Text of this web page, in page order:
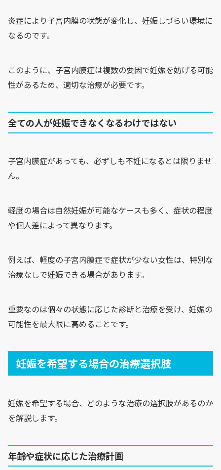
炎症により子宮内膜の状態が変化し、妊娠しづらい環境に
なるのです。
このように、子宮内膜症は複数の要因で妊娠を妨げる可能
性があるため、適切な治療が必要です。
全ての人が妊娠できなくなるわけではない
子宮内膜症があっても、必ずしも不妊になるとは限りませ
ん。
軽度の場合は自然妊娠が可能なケースも多く、症状の程度
や個人差によって異なります。
例えば、軽度の子宮内膜症で症状が少ない女性は、特別な
治療なしで妊娠できる場合があります。
重要なのは個々の状態に応じた診断と治療を受け、妊娠の
可能性を最大限に高めることです。
妊娠を希望する場合の治療選択肢
妊娠を希望する場合、どのような治療の選択肢があるのか
を解説します。
年齢や症状に応じた治療計画